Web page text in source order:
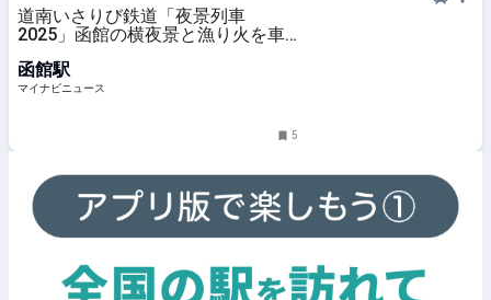
道南いさりび鉄道「夜景列車
2025」函館の横夜景と漁り火を車
函館駅
マイナビニュース
5